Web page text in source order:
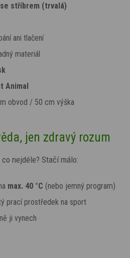
stříbrem (trvalá)
ani tlačení
materiál
Animal
obvod / 50 cm výška
jen zdravý rozum
nejdéle? Stačí málo:
max. 40 °C (nebo jemný program)
prací prostředek na sport
ji vynech